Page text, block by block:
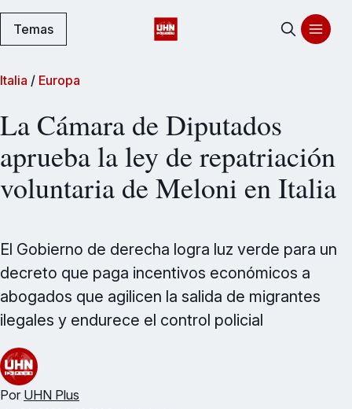
Temas
Italia / Europa
La Cámara de Diputados
aprueba la ley de repatriación
voluntaria de Meloni en Italia
El Gobierno de derecha logra luz verde para un
decreto que paga incentivos económicos a
abogados que agilicen la salida de migrantes
ilegales y endurece el control policial
Por UHN Plus